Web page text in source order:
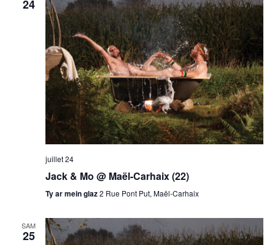
24
juillet 24
Jack & Mo @ Maël-Carhaix (22)
Ty ar mein glaz2 Rue Pont Put, Maël-Carhaix
SAM
25